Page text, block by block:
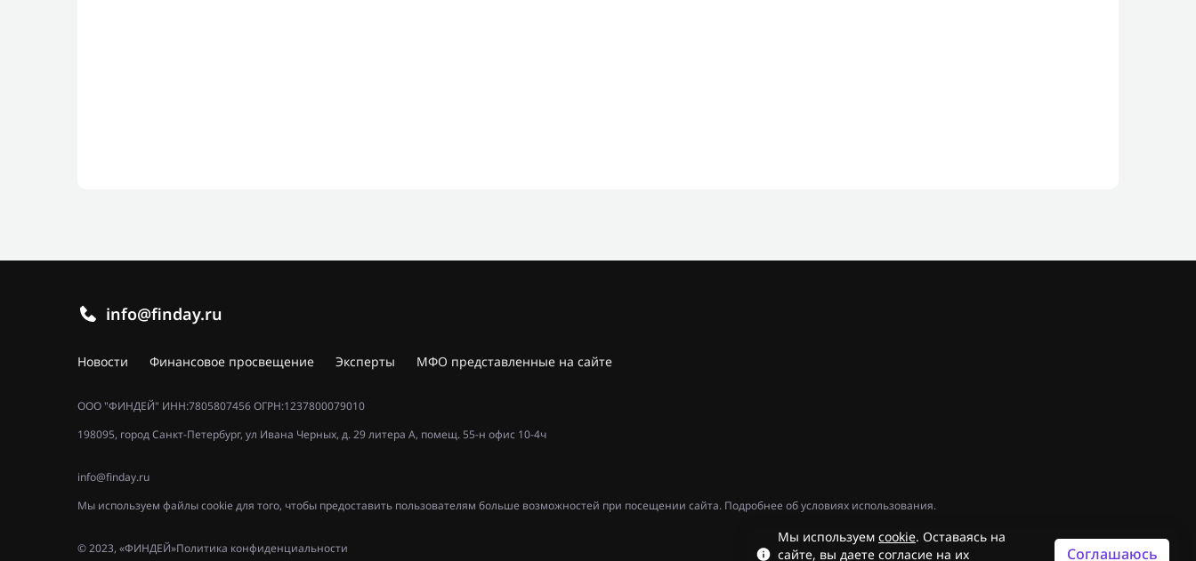
info@finday.ru
Новости Финансовое просвещение Эксперты МФО представленные на сайте
ООО "ФИНДЕЙ" ИНН:7805807456 ОГРН:1237800079010
198095, город Санкт-Петербург, ул Ивана Черных, д. 29 литера А, помещ. 55-н офис 10-4ч
info@finday.ru
Мы используем файлы cookie для того, чтобы предоставить пользователям больше возможностей при посещении сайта. Подробнее об условиях использования.
Политика конфиденциальности
© 2023, «ФИНДЕЙ»
Мы используем cookie. Оставаясь на
сайте, вы даете согласие на их
Соглашаюсь